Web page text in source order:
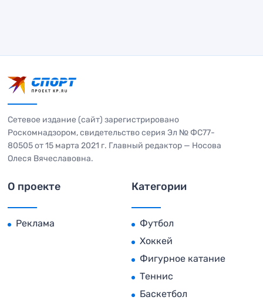
Сетевое издание (сайт) зарегистрировано
Роскомнадзором, свидетельство серия Эл № ФС77-
80505 от 15 марта 2021 г. Главный редактор — Носова
Олеся Вячеславовна.
О проекте
Реклама
Категории
Футбол
Хоккей
Фигурное катание
Теннис
Баскетбол